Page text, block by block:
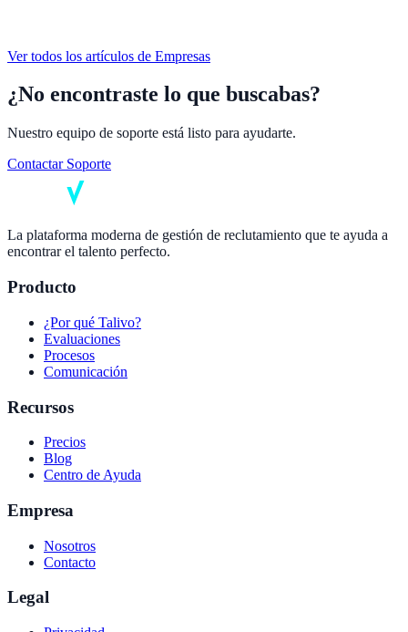
Ver todos los artículos de Empresas
¿No encontraste lo que buscabas?
Nuestro equipo de soporte está listo para ayudarte.
Contactar Soporte
La plataforma moderna de gestión de reclutamiento que te ayuda a
encontrar el talento perfecto.
Producto
¿Por qué Talivo?
Evaluaciones
Procesos
Comunicación
Recursos
Precios
Blog
Centro de Ayuda
Empresa
Nosotros
Contacto
Legal